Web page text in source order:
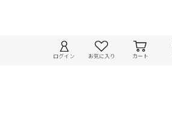
ログイン お気に入り カート